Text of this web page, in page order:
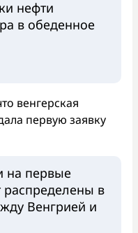
нефти
в обеденное
венгерская
первую заявку
на первые
в
Венгрией и